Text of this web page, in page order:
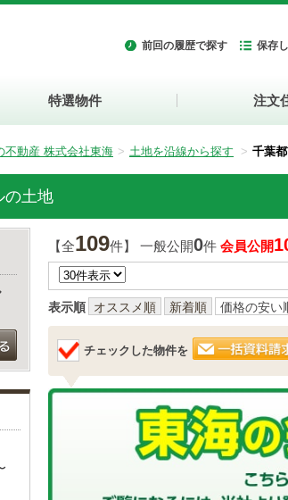
前回の履歴で探す 保存
特選物件 注文
不動産 株式会社東海 土地を沿線から探す 千葉
の土地
【全109件】 一般公開0件 会員公開
表示順 オススメ順 新着順 価格の安い
チェックした物件を